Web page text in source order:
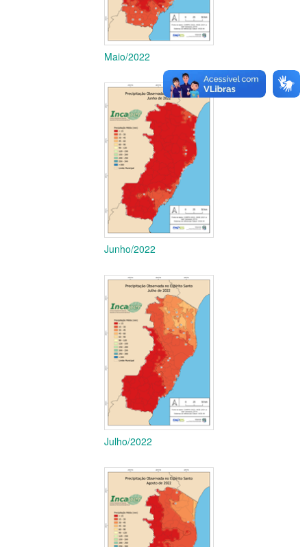
Maio/2022
Junho/2022
Julho/2022